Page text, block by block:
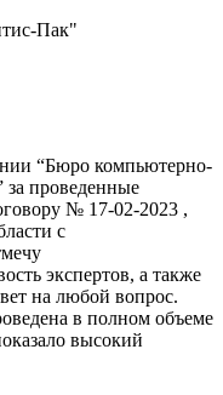
Пак"
“Бюро компьютерно-
за проведенные
№ 17-02-2023 ,
с
экспертов, а также
на любой вопрос.
в полном объеме
высокий